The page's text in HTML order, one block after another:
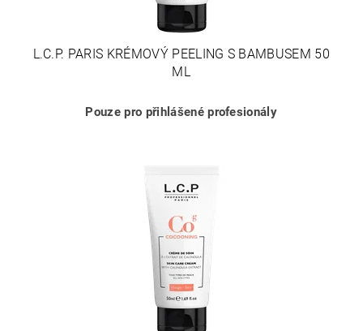
L.C.P. PARIS KRÉMOVÝ PEELING S BAMBUSEM 50
ML
Pouze pro přihlášené profesionály